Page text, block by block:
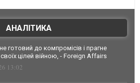
АНАЛІТИКА
готовий до компромісів і прагне
цілей війною, - Foreign Affairs
13:02